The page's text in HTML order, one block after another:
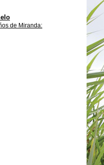
de Miranda: